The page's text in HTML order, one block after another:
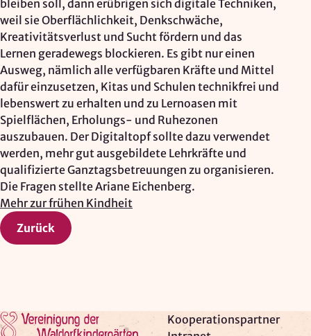
bleiben soll, dann erübrigen sich digitale Techniken,
weil sie Oberflächlichkeit, Denkschwäche,
Kreativitätsverlust und Sucht fördern und das
Lernen geradewegs blockieren. Es gibt nur einen
Ausweg, nämlich alle verfügbaren Kräfte und Mittel
dafür einzusetzen, Kitas und Schulen technikfrei und
lebenswert zu erhalten und zu Lernoasen mit
Spielflächen, Erholungs- und Ruhezonen
auszubauen. Der Digitaltopf sollte dazu verwendet
werden, mehr gut ausgebildete Lehrkräfte und
qualifizierte Ganztagsbetreuungen zu organisieren.
Die Fragen stellte Ariane Eichenberg.
Mehr zur frühen Kindheit
Zurück
Zur Startseite
Kooperationspartner